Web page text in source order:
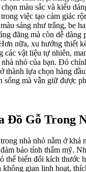
màu sắc và kiểu
việc tạo cảm giác
sáng như trắng, be
đãng mà còn dễ dàng
nữa, xu hướng thiết
các vật liệu tự nhiên,
nhỏ của bạn. Đó
thành lựa chọn hàng
sống mà vẫn giữ được
Đồ Gỗ Trong
nhà nhỏ nằm ở khả
bảo tính thẩm mỹ.
thể biến đổi kích thước
không gian linh hoạt,